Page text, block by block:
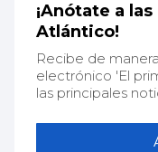
¡Anótate a
Atlántico!
Recibe de
electrónico 'El
las principales